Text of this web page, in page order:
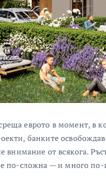
еврото в момент, в
банките
внимание от всякога.
по-сложна — и много по-